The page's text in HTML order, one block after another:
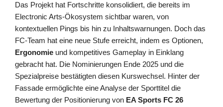
Das Projekt hat Fortschritte konsolidiert, die bereits im
Electronic Arts-Ökosystem sichtbar waren, von
kontextuellen Pings bis hin zu Inhaltswarnungen. Doch das
FC-Team hat eine neue Stufe erreicht, indem es Optionen,
Ergonomie und kompetitives Gameplay in Einklang
gebracht hat. Die Nominierungen Ende 2025 und die
Spezialpreise bestätigten diesen Kurswechsel. Hinter der
Fassade ermöglichte eine Analyse der Sporttitel die
Bewertung der Positionierung von EA Sports FC 26